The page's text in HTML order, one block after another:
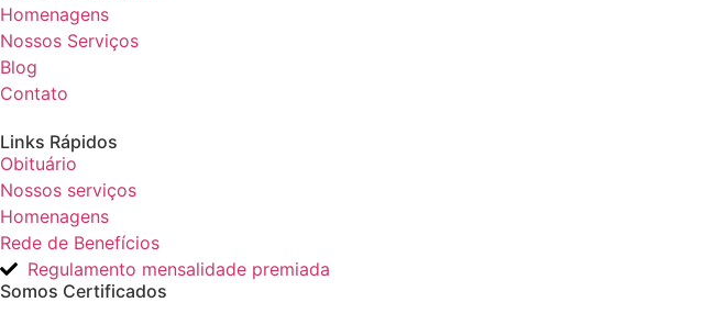
Homenagens
Nossos Serviços
Blog
Contato
Links Rápidos
Obituário
Nossos serviços
Homenagens
Rede de Benefícios
Regulamento mensalidade premiada
Somos Certificados